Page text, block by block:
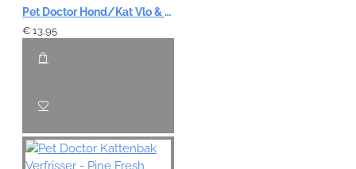
Pet Doctor Hond/Kat Vlo & Teek Stop - Spray 200ml
€ 13,95